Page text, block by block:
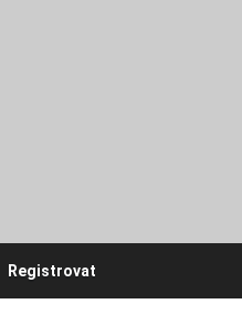
Registrovat